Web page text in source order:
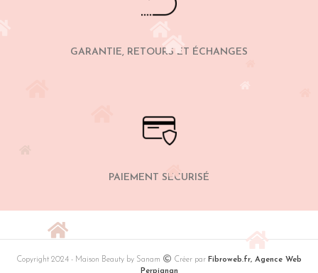
GARANTIE, RETOURS ET ÉCHANGES
PAIEMENT SÉCURISÉ
Copyright 2024 - Maison Beauty by Sanam Créer par Fibroweb.fr, Agence Web
Perpignan